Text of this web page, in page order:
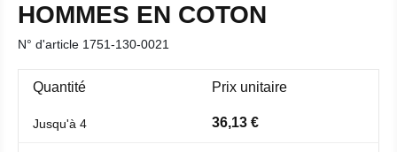
HOMMES EN COTON
N° d'article 1751-130-0021
Quantité Prix unitaire
Jusqu'à 4 36,13 €